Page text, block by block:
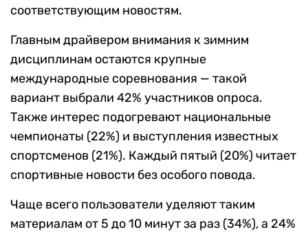
соответствующим новостям.
Главным драйвером внимания к зимним
дисциплинам остаются крупные
международные соревнования — такой
вариант выбрали 42% участников опроса.
Также интерес подогревают национальные
чемпионаты (22%) и выступления известных
спортсменов (21%). Каждый пятый (20%) читает
спортивные новости без особого повода.
Чаще всего пользователи уделяют таким
материалам от 5 до 10 минут за раз (34%), а 24%